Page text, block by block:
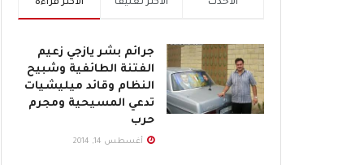
الأكثر قراءة الأكثر تعليقاً الأحدث
جرائم بشر يازجي زعيم
الفتنة الطائفية وشبيح
النظام وقائد ميليشيات
تدعي المسيحية ومجرم
حرب
أغسطس 14, 2014